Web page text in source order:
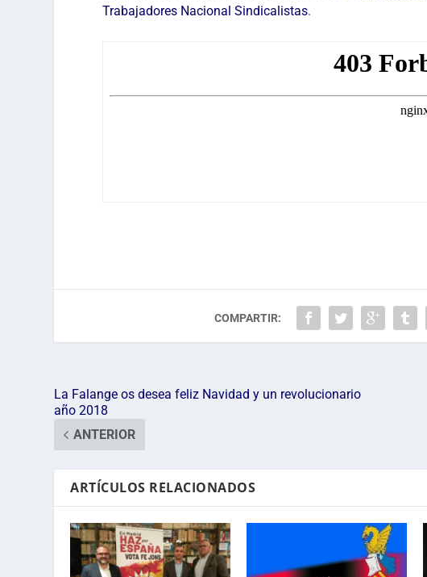
Trabajadores Nacional Sindicalistas.
COMPARTIR:
La Falange os desea feliz Navidad y un revolucionario
año 2018
ANTERIOR
ARTÍCULOS RELACIONADOS